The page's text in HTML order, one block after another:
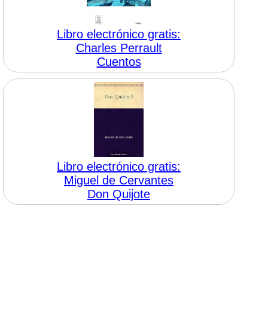
Libro electrónico gratis:
Charles Perrault
Cuentos
Libro electrónico gratis:
Miguel de Cervantes
Don Quijote